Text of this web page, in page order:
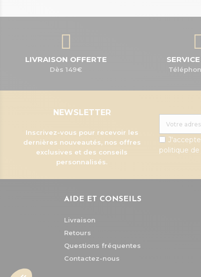
LIVRAISON OFFERTE
Dès 149€
NEWSLETTER
Inscrivez-vous pour recevoir les
dernières nouveautés, nos offres
exclusives et des conseils
personnalisés.
politique
AIDE ET CONSEILS
Livraison
Retours
Questions fréquentes
Contactez-nous